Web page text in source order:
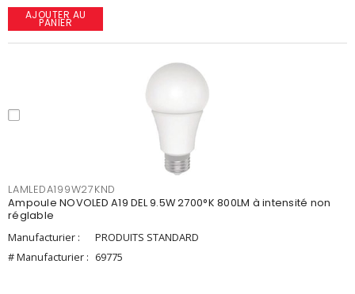
AJOUTER AU
PANIER
LAMLEDA199W27KND
Ampoule NOVOLED A19 DEL 9.5W 2700°K 800LM à intensité non
réglable
Manufacturier :
PRODUITS STANDARD
# Manufacturier : 69775